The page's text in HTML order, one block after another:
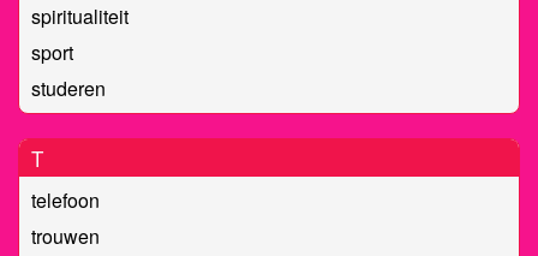
spiritualiteit
sport
studeren
T
telefoon
trouwen